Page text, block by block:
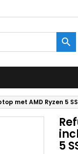

met AMD Ryzen 5
5